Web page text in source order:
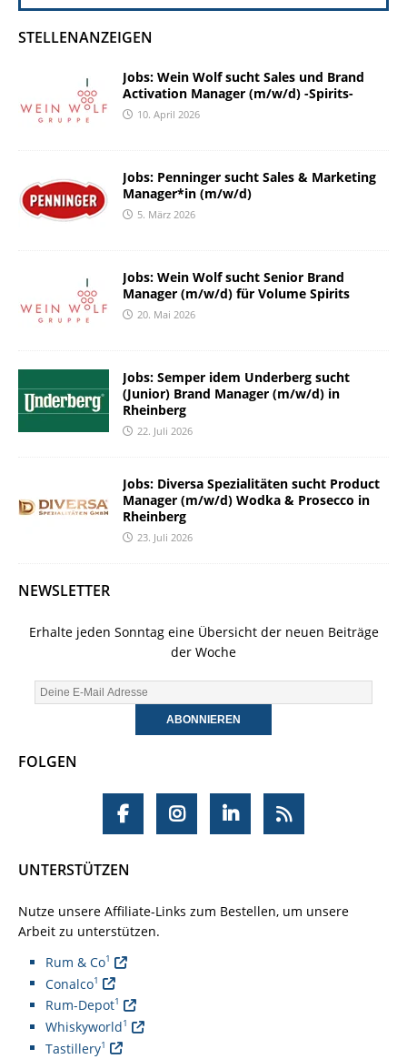
STELLENANZEIGEN
Jobs: Wein Wolf sucht Sales und Brand
Activation Manager (m/w/d) -Spirits-
10. April 2026
Jobs: Penninger sucht Sales & Marketing
Manager*in (m/w/d)
5. März 2026
Jobs: Wein Wolf sucht Senior Brand
Manager (m/w/d) für Volume Spirits
20. Mai 2026
Jobs: Semper idem Underberg sucht
(Junior) Brand Manager (m/w/d) in
Rheinberg
22. Juli 2026
Jobs: Diversa Spezialitäten sucht Product
Manager (m/w/d) Wodka & Prosecco in
Rheinberg
23. Juli 2026
NEWSLETTER
Erhalte jeden Sonntag eine Übersicht der neuen Beiträge
der Woche
FOLGEN
UNTERSTÜTZEN
Nutze unsere Affiliate-Links zum Bestellen, um unsere
Arbeit zu unterstützen.
Rum & Co1
Conalco1
Rum-Depot1
Whiskyworld1
Tastillery1